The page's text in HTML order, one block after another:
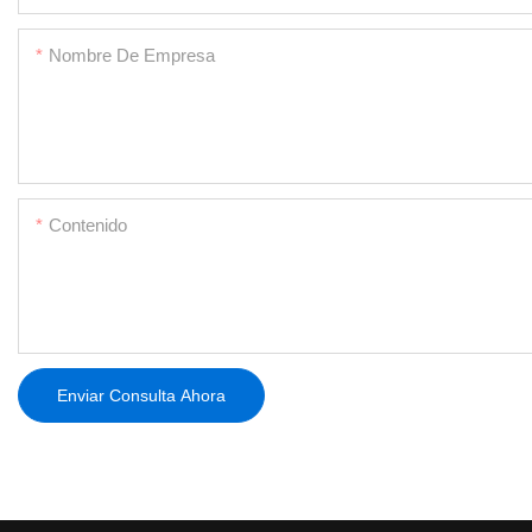
Nombre De Empresa
Contenido
Enviar Consulta Ahora